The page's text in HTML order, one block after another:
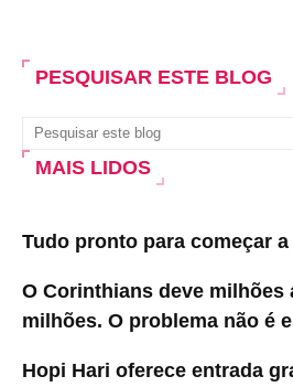
PESQUISAR ESTE BLOG
MAIS LIDOS
Tudo pronto para começar a
O Corinthians deve milhões
milhões. O problema não é
Hopi Hari oferece entrada